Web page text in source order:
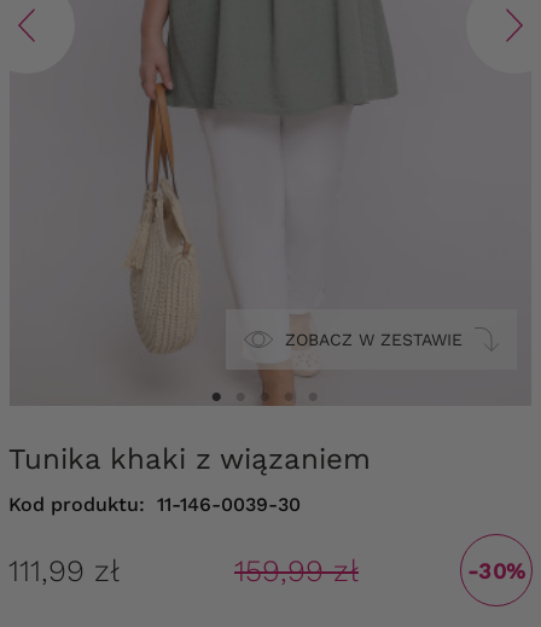
ZOBACZ W ZESTAWIE
Tunika khaki z wiązaniem
Kod produktu: 11-146-0039-30
111,99 zł 159,99 zł -30%